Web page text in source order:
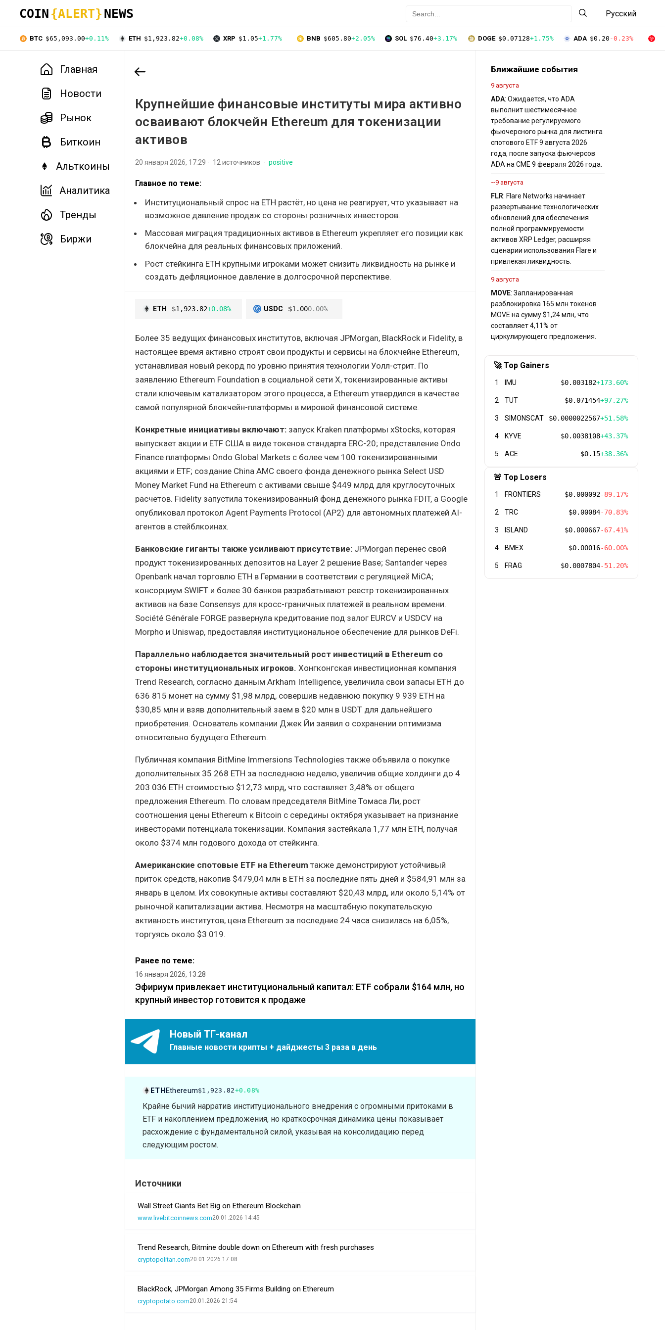
COIN {ALERT} NEWS Русский
BTC $65,093.00+0.11% ETH $1,923.82+0.08% XRP $1.05+1.77% BNB $605.80+2.05% SOL $76.40+3.17% DOGE $0.07128+1.75% ADA $0.20 -0.23%
Главная
Новости
Рынок
Биткоин
Альткоины
Аналитика
Тренды
Биржи
Крупнейшие финансовые институты мира активно
осваивают блокчейн Ethereum для токенизации
активов
20 января 2026, 17:29 12 источников positive
Главное по теме:
Институциональный спрос на ETH растёт, но цена не реагирует, что указывает на
возможное давление продаж со стороны розничных инвесторов.
Массовая миграция традиционных активов в Ethereum укрепляет его позиции как
блокчейна для реальных финансовых приложений.
Рост стейкинга ETH крупными игроками может снизить ликвидность на рынке и
создать дефляционное давление в долгосрочной перспективе.
ETH $1,923.82+0.08% USDC $1.000.00%
Более 35 ведущих финансовых институтов, включая JPMorgan, BlackRock и Fidelity, в
настоящее время активно строят свои продукты и сервисы на блокчейне Ethereum,
устанавливая новый рекорд по уровню принятия технологии Уолл-стрит. По
заявлению Ethereum Foundation в социальной сети X, токенизированные активы
стали ключевым катализатором этого процесса, а Ethereum утвердился в качестве
самой популярной блокчейн-платформы в мировой финансовой системе.
Конкретные инициативы включают: запуск Kraken платформы xStocks, которая
выпускает акции и ETF США в виде токенов стандарта ERC-20; представление Ondo
Finance платформы Ondo Global Markets с более чем 100 токенизированными
акциями и ETF; создание China AMC своего фонда денежного рынка Select USD
Money Market Fund на Ethereum с активами свыше $449 млрд для круглосуточных
расчетов. Fidelity запустила токенизированный фонд денежного рынка FDIT, а Google
опубликовал протокол Agent Payments Protocol (AP2) для автономных платежей AI-
агентов в стейблкоинах.
Банковские гиганты также усиливают присутствие: JPMorgan перенес свой
продукт токенизированных депозитов на Layer 2 решение Base; Santander через
Openbank начал торговлю ETH в Германии в соответствии с регуляцией MiCA;
консорциум SWIFT и более 30 банков разрабатывают реестр токенизированных
активов на базе Consensys для кросс-граничных платежей в реальном времени.
Société Générale FORGE развернула кредитование под залог EURCV и USDCV на
Morpho и Uniswap, предоставляя институциональное обеспечение для рынков DeFi.
Параллельно наблюдается значительный рост инвестиций в Ethereum со
стороны институциональных игроков. Хонгконгская инвестиционная компания
Trend Research, согласно данным Arkham Intelligence, увеличила свои запасы ETH до
636 815 монет на сумму $1,98 млрд, совершив недавнюю покупку 9 939 ETH на
$30,85 млн и взяв дополнительный заем в $20 млн в USDT для дальнейшего
приобретения. Основатель компании Джек Йи заявил о сохранении оптимизма
относительно будущего Ethereum.
Публичная компания BitMine Immersions Technologies также объявила о покупке
дополнительных 35 268 ETH за последнюю неделю, увеличив общие холдинги до 4
203 036 ETH стоимостью $12,73 млрд, что составляет 3,48% от общего
предложения Ethereum. По словам председателя BitMine Томаса Ли, рост
соотношения цены Ethereum к Bitcoin с середины октября указывает на признание
инвесторами потенциала токенизации. Компания застейкала 1,77 млн ETH, получая
около $374 млн годового дохода от стейкинга.
Американские спотовые ETF на Ethereum также демонстрируют устойчивый
приток средств, накопив $479,04 млн в ETH за последние пять дней и $584,91 млн за
январь в целом. Их совокупные активы составляют $20,43 млрд, или около 5,14% от
рыночной капитализации актива. Несмотря на масштабную покупательскую
активность институтов, цена Ethereum за последние 24 часа снизилась на 6,05%,
торгуясь около $3 019.
Ранее по теме:
16 января 2026, 13:28
Эфириум привлекает институциональный капитал: ETF собрали $164 млн, но
крупный инвестор готовится к продаже
Новый ТГ-канал
Главные новости крипты + дайджесты 3 раза в день
ETHEthereum$1,923.82+0.08%
Крайне бычий нарратив институционального внедрения с огромными притоками в
ETF и накоплением предложения, но краткосрочная динамика цены показывает
расхождение с фундаментальной силой, указывая на консолидацию перед
следующим ростом.
Источники
Wall Street Giants Bet Big on Ethereum Blockchain
www.livebitcoinnews.com20.01.2026 14:45
Trend Research, Bitmine double down on Ethereum with fresh purchases
cryptopolitan.com20.01.2026 17:08
BlackRock, JPMorgan Among 35 Firms Building on Ethereum
cryptopotato.com20.01.2026 21:54
Ближайшие события
9 августа
ADA: Ожидается, что ADA
выполнит шестимесячное
требование регулируемого
фьючерсного рынка для листинга
спотового ETF 9 августа 2026
года, после запуска фьючерсов
ADA на CME 9 февраля 2026 года.
~9 августа
FLR: Flare Networks начинает
развертывание технологических
обновлений для обеспечения
полной программируемости
активов XRP Ledger, расширяя
сценарии использования Flare и
привлекая ликвидность.
9 августа
MOVE: Запланированная
разблокировка 165 млн токенов
MOVE на сумму $1,24 млн, что
составляет 4,11% от
циркулирующего предложения.
🚀 Top Gainers
1 IMU $0.003182+173.60%
2 TUT $0.071454+97.27%
3 SIMONSCAT $0.0000022567+51.58%
4 KYVE $0.0038108+43.37%
5 ACE $0.15+38.36%
🚨 Top Losers
1 FRONTIERS $0.000092-89.17%
2 TRC $0.00084-70.83%
3 ISLAND $0.000667-67.41%
4 BMEX $0.00016-60.00%
5 FRAG $0.0007804-51.20%